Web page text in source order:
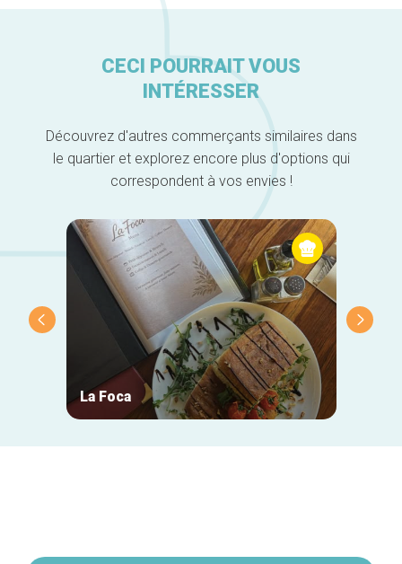
CECI POURRAIT VOUS
INTÉRESSER
Découvrez d'autres commerçants similaires dans
le quartier et explorez encore plus d'options qui
correspondent à vos envies !
La Foca